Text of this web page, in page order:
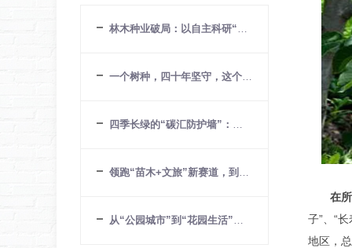
林木种业破局：以自主科研“张家湾
一个树种，四十年坚守，这个团队再
四季长绿的“碳汇防护墙”：华源发
领跑“苗木+文旅”新赛道，到有风的
从“公园城市”到“花园生活”：来
在
子”、“
地区，